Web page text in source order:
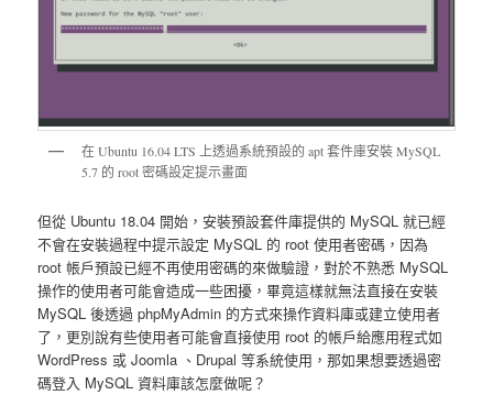
在 Ubuntu 16.04 LTS 上透過系統預設的 apt 套件庫安裝 MySQL
5.7 的 root 密碼設定提示畫面
但從 Ubuntu 18.04 開始，安裝預設套件庫提供的 MySQL 就已經
不會在安裝過程中提示設定 MySQL 的 root 使用者密碼，因為
root 帳戶預設已經不再使用密碼的來做驗證，對於不熟悉 MySQL
操作的使用者可能會造成一些困擾，畢竟這樣就無法直接在安裝
MySQL 後透過 phpMyAdmin 的方式來操作資料庫或建立使用者
了，更別說有些使用者可能會直接使用 root 的帳戶給應用程式如
WordPress 或 Joomla 、Drupal 等系統使用，那如果想要透過密
碼登入 MySQL 資料庫該怎麼做呢？